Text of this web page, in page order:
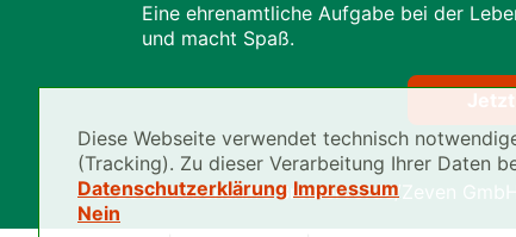
Eine ehrenamtliche Aufgabe bei der
und macht Spaß.
© 2026 Lebenshilfe Bremervörde/Zeven
Diese Webseite verwendet technisch
(Tracking). Zu dieser Verarbeitung Ihrer Daten
Datenschutzerklärung Impressum
Nein